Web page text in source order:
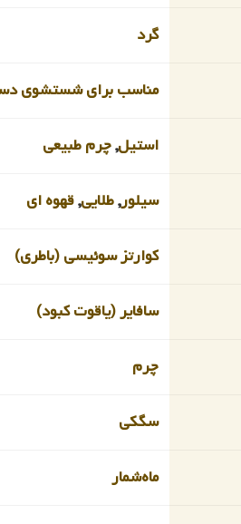
گرد
مناسب برای شستشوی دست
استیل,چرم طبیعی
سیلور,طلایی,قهوه ای
کوارتز سوئیسی (باطری)
سافایر (یاقوت کبود)
چرم
سگکی
ماه‌شمار